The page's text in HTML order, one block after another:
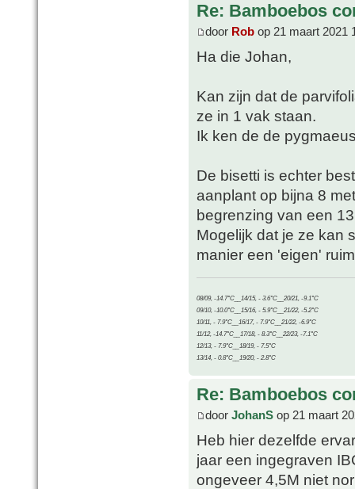
Re: Bamboebos
door Rob op 21 maart 2021
Ha die Johan,
Kan zijn dat de
ze in 1 vak staan.
Ik ken de de
De bisetti is echter
aanplant op bijna 8
begrenzing van een
Mogelijk dat je ze kan
manier een 'eigen'
08/09, -14.7°C__14/15, - 3.6°C__20/21, -9.1°C
09/10, -10.0°C__15/16, - 5.9°C__21/22, -5.2°C
10/11, - 7.9°C__16/17, - 7.9°C__21/22, -6.9°C
11/12, -14.7°C__17/18, - 8.3°C__22/23, -7.1°C
12/13, - 7.9°C__18/19, - 7.5°C
13/14, - 0.8°C__19/20, - 2.8°C
Re: Bamboebos
door JohanS op 21 maart
Heb hier dezelfde
jaar een ingegraven
ongeveer 4,5M niet